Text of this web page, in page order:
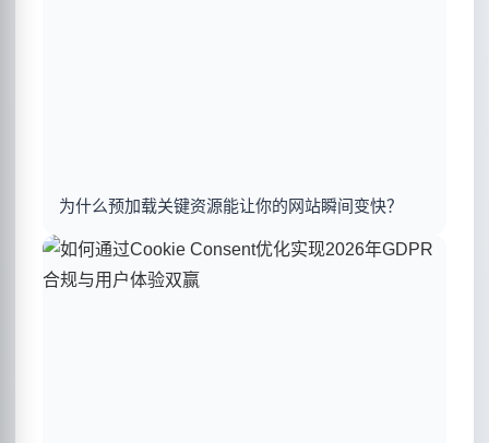
为什么预加载关键资源能让你的网站瞬间变快？